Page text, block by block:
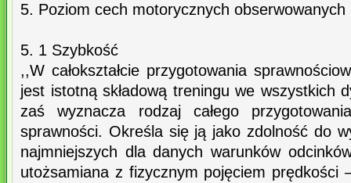
5. Poziom cech motorycznych obserwowanych
5. 1 Szybkość
,,W całokształcie przygotowania
jest istotną składową treningu we wszystkich
zaś wyznacza rodzaj całego
sprawności. Określa się ją jako zdolność do
najmniejszych dla danych warunków
utożsamiana z fizycznym pojęciem prędkości